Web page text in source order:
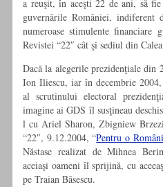
a reuşit, în aceşti 22 de ani, să
guvernările României,
numeroase stimulente financiare
Revistei “22″ cât şi sediul din
Dacă la alegerile prezidenţiale
Ion Iliescu, iar în decembrie
al scrutinului electoral
imagine ai GDS îl susţineau
l cu Ariel Sharon, Zbigniew
“22″, 9.12.2004, “Pentru o
Năstase realizat de Mihnea
aceiaşi oameni îl sprijină, cu
pe Traian Băsescu.